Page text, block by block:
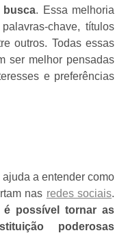
busca. Essa melhoria
chave, títulos
outros. Todas essas
ser melhor pensadas
e preferências
a entender como
nas redes sociais.
é possível tornar as
poderosas